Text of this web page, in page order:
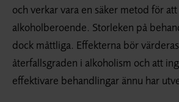
och verkar vara en säker metod för
alkoholberoende. Storleken på
dock måttliga. Effekterna bör
återfallsgraden i alkoholism och att
effektivare behandlingar ännu har